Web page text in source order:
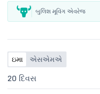
બુલિશ મૂવિંગ એવરેજ
ઇમા એસએમએ
20 દિવસ